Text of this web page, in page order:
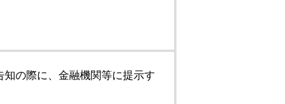
の際に、金融機関等に提示す